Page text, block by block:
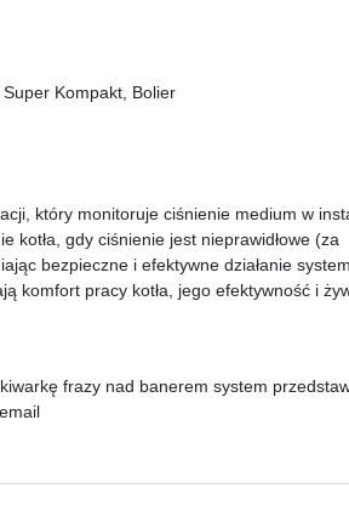
Kompakt, Bolier
który monitoruje ciśnienie medium w
kotła, gdy ciśnienie jest nieprawidłowe (za
bezpieczne i efektywne działanie
komfort pracy kotła, jego efektywność i
frazy nad banerem system